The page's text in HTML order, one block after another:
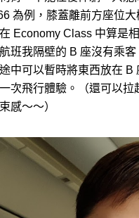
為例，膝蓋離前方座位大
Economy Class 中算是
班我隔壁的 B 座沒有乘客
中可以暫時將東西放在 B
次飛行體驗。（還可以拉
感～～）